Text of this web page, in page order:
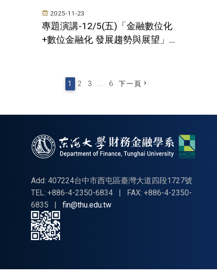
2025-11-23
專題演講-12/5(五)「金融數位化
+數位金融化 發展趨勢與展望」-
1 2 3 ... 6 下一頁
Add: 407224台中市西屯區臺灣大道四段1727號
TEL: +886-4-2350-6834
|
FAX: +886-4-2350-
6835
| fin@thu.edu.tw